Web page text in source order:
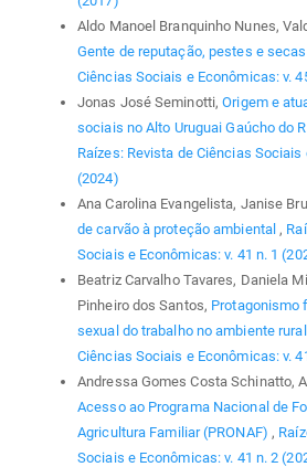
Aldo Manoel Branquinho Nunes,
Gente de reputação, pestes e secas
Ciências Sociais e Econômicas: v.
Jonas José Seminotti,Origem e
sociais no Alto Uruguai Gaúcho do
Raízes: Revista de Ciências Sociais
(2024)
Ana Carolina Evangelista, Janise
de carvão à proteção ambiental ,
Sociais e Econômicas: v. 41 n. 1
Beatriz Carvalho Tavares, Daniela
Pinheiro dos Santos, Protagonismo
sexual do trabalho no ambiente rural
Ciências Sociais e Econômicas: v.
Andressa Gomes Costa Schinatto,
Acesso ao Programa Nacional de
Agricultura Familiar (PRONAF) ,
Sociais e Econômicas: v. 41 n. 2